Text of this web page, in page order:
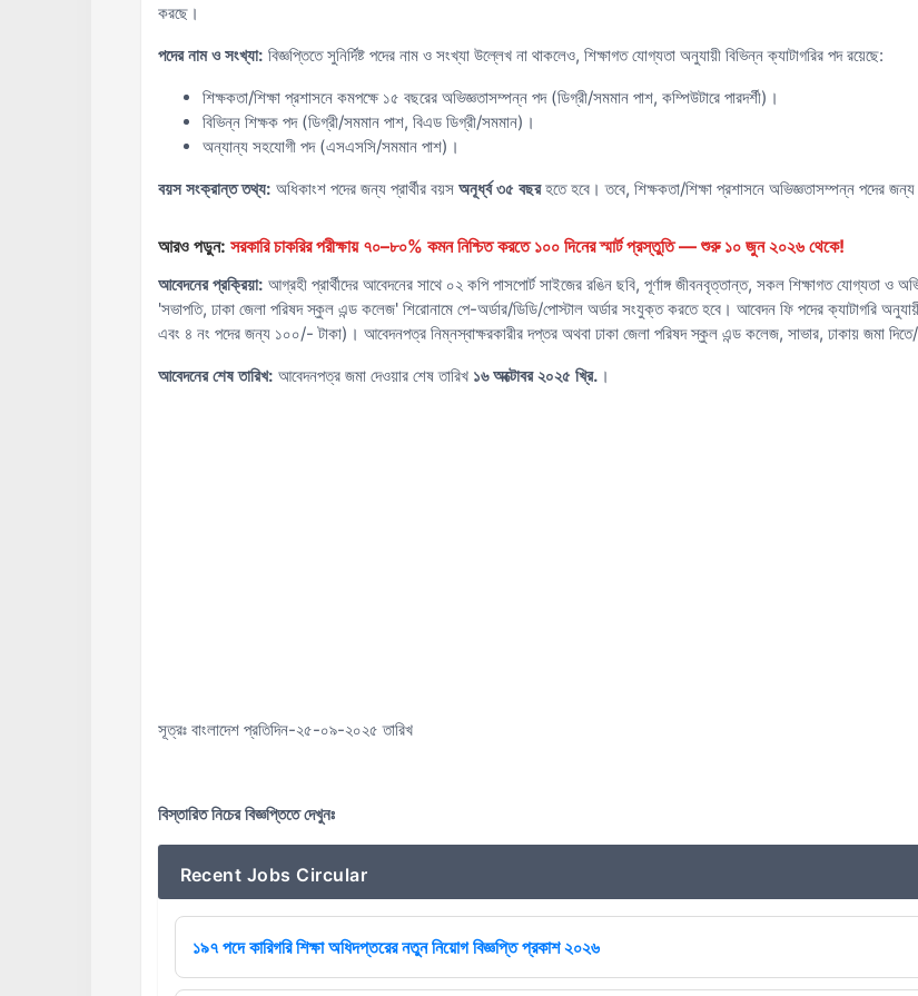
করছে।
পদের নাম ও সংখ্যা: বিজ্ঞপ্তিতে সুনির্দিষ্ট পদের নাম ও সংখ্যা উল্লেখ না থাকলেও, শিক্ষাগত যোগ্যতা অনুযায়ী বিভিন্ন ক্যাটাগরির পদ রয়েছে:
শিক্ষকতা/শিক্ষা প্রশাসনে কমপক্ষে ১৫ বছরের অভিজ্ঞতাসম্পন্ন পদ (ডিগ্রী/সমমান পাশ, কম্পিউটারে পারদর্শী)।
বিভিন্ন শিক্ষক পদ (ডিগ্রী/সমমান পাশ, বিএড ডিগ্রী/সমমান)।
অন্যান্য সহযোগী পদ (এসএসসি/সমমান পাশ)।
বয়স সংক্রান্ত তথ্য: অধিকাংশ পদের জন্য প্রার্থীর বয়স অনূর্ধ্ব ৩৫ বছরহতে হবে। তবে, শিক্ষকতা/শিক্ষা প্রশাসনে অভিজ্ঞতাসম্পন্ন পদের জন্য
আরও পড়ুন: সরকারি চাকরির পরীক্ষায় ৭০–৮০% কমন নিশ্চিত করতে ১০০ দিনের স্মার্ট প্রস্তুতি — শুরু ১০ জুন ২০২৬ থেকে!
আবেদনের প্রক্রিয়া: আগ্রহী প্রার্থীদের আবেদনের সাথে ০২ কপি পাসপোর্ট সাইজের রঙিন ছবি, পূর্ণাঙ্গ জীবনবৃত্তান্ত, সকল শিক্ষাগত যোগ্যতা ও
'সভাপতি, ঢাকা জেলা পরিষদ স্কুল এন্ড কলেজ' শিরোনামে পে-অর্ডার/ডিডি/পোস্টাল অর্ডার সংযুক্ত করতে হবে। আবেদন ফি পদের ক্যাটাগরি
এবং ৪ নং পদের জন্য ১০০/- টাকা)। আবেদনপত্র নিম্নস্বাক্ষরকারীর দপ্তর অথবা ঢাকা জেলা পরিষদ স্কুল এন্ড কলেজ, সাভার, ঢাকায় জমা দিতে/
আবেদনের শেষ তারিখ: আবেদনপত্র জমা দেওয়ার শেষ তারিখ ১৬ অক্টোবর ২০২৫ খ্রি. ।
সূত্রঃ বাংলাদেশ প্রতিদিন-২৫-০৯-২০২৫ তারিখ
বিস্তারিত নিচের বিজ্ঞপ্তিতে দেখুনঃ
Recent Jobs Circular
১৯৭ পদে কারিগরি শিক্ষা অধিদপ্তরের নতুন নিয়োগ বিজ্ঞপ্তি প্রকাশ ২০২৬